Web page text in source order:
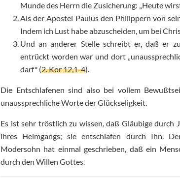
Munde des Herrn die Zusicherung: „Heute
Als der Apostel Paulus den Philippern von
Indem ich Lust habe abzuscheiden, um bei
Und an anderer Stelle schreibt er, daß er
entrückt worden war und dort
darf* (2. Kor 12,1-4).
Die Entschlafenen sind also bei vollem
unaussprechliche Worte der Glückseligkeit.
Es ist sehr tröstlich zu wissen, daß Gläubige
ihres Heimgangs; sie entschlafen durch Ihn.
Modersohn hat einmal geschrieben, daß ein
durch den Willen Gottes.